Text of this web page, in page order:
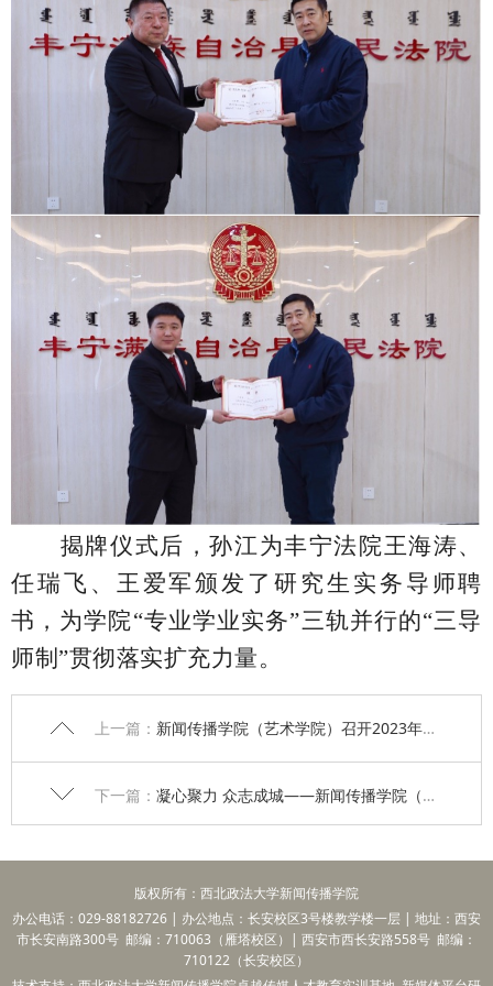
揭牌仪式后，孙江为丰宁法院王海涛、
任瑞飞、王爱军颁发了研究生实务导师聘
书， 为学院“专业学业实务”三轨并行的“三导
师制”贯彻落实扩充力量。
上一篇： 新闻传播学院（艺术学院）召开2023年春季学期宣传工作会议
下一篇： 凝心聚力 众志成城——新闻传播学院（艺术学院）召开2023年度工作安排部署会
版权所有：西北政法大学新闻传播学院
办公电话：029-88182726 | 办公地点：长安校区3号楼教学楼一层 | 地址：西安
市长安南路300号 邮编：710063（雁塔校区）| 西安市西长安路558号 邮编：
710122（长安校区）